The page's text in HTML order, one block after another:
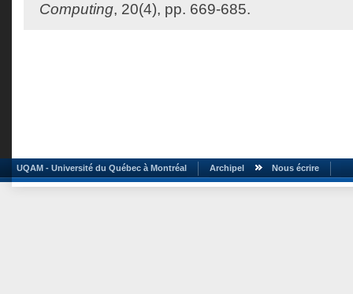
Computing, 20(4), pp. 669-685.
UQAM - Université du Québec à Montréal Archipel Nous écrire